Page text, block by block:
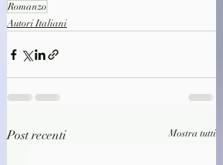
Romanzo
Autori Italiani
Post recenti Mostra tutti